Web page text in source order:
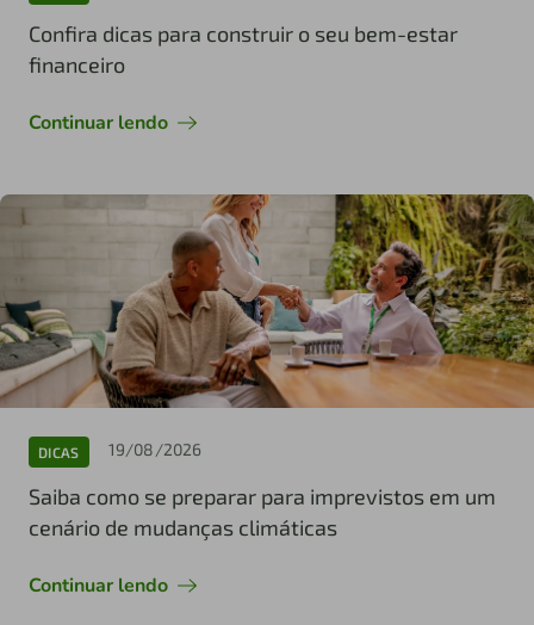
Confira dicas para construir o seu bem-estar
financeiro
Continuar lendo
DICAS 19/08/2026
Saiba como se preparar para imprevistos em um
cenário de mudanças climáticas
Continuar lendo